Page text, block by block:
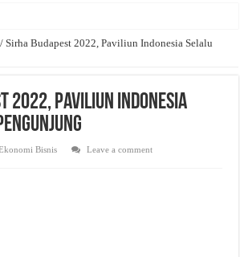
Kontak ke Email redaksi@bisnisnasional.com
di-email ke redaksi@bisnisnasional.com
/ Sirha Budapest 2022, Paviliun Indonesia Selalu
2022, Paviliun Indonesia
Bisnis
Leave a comment